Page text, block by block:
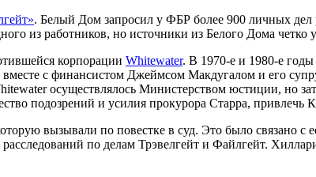
. Белый Дом запросил у ФБР более 900 личных
из работников, но источники из Белого Дома
корпорации Whitewater. В 1970-е и 1980-е
с финансистом Джеймсом Макдугалом и его
осуществлялось Министерством юстиции, но
подозрений и усилия прокурора Старра, привлечь
вызывали по повестке в суд. Это было связано с
по делам Трэвелгейт и Файлгейт.